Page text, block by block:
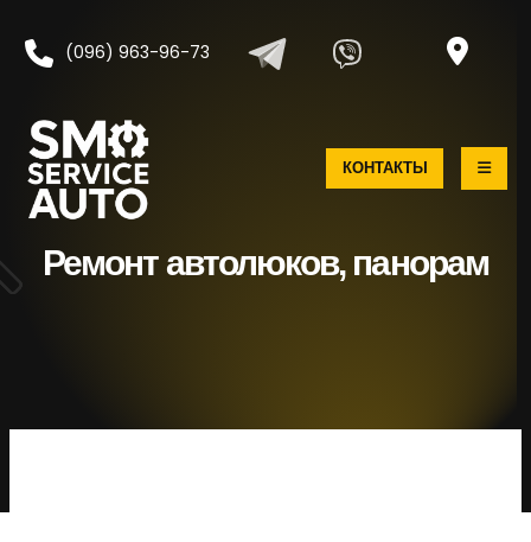
(096) 963-96-73
КОНТАКТЫ
Ремонт автолюков, панорам